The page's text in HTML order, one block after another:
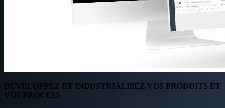
DEVELOPPEZ ET INDUSTRIALISEZ VOS PRODUITS ET
VOS PROCESS